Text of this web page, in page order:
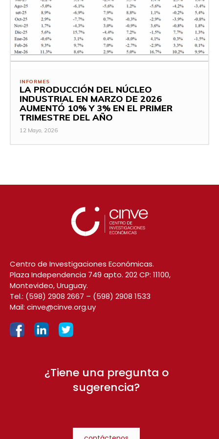
INFORMES
LA PRODUCCIÓN DEL NÚCLEO
INDUSTRIAL EN MARZO DE 2026
AUMENTÓ 10% Y 3% EN EL PRIMER
TRIMESTRE DEL AÑO
12 Mayo, 2026
Centro de Investigaciones Económicas.
Plaza Independencia 749 apto. 202 CP: 11100,
Montevideo, Uruguay.
Tel.: (598) 2908 2667 – (598) 2908 1533
Mail: cinve@cinve.org.uy
¿Tiene una pregunta o
sugerencia?